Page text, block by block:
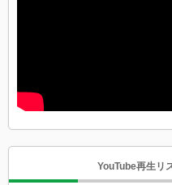
YouTube再生リ